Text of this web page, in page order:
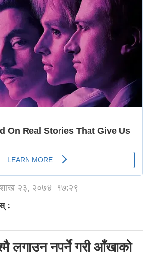
२३, २०७४ १७:२९
:
लगाउन नपर्ने गरी आँखाको